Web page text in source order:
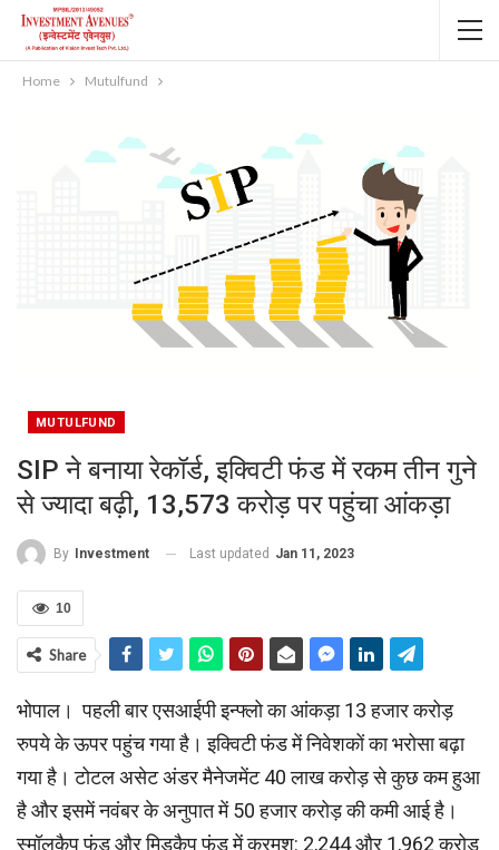
Home Mutulfund
MUTULFUND
SIP ने बनाया रेकॉर्ड, इक्विटी फंड में रकम तीन गुने
से ज्यादा बढ़ी, 13,573 करोड़ पर पहुंचा आंकड़ा
By Investment Last updated Jan 11, 2023
10
Share
भोपाल। पहली बार एसआईपी इन्फ्लो का आंकड़ा 13 हजार करोड़
रुपये के ऊपर पहुंच गया है। इक्विटी फंड में निवेशकों का भरोसा बढ़ा
गया है। टोटल असेट अंडर मैनेजमेंट 40 लाख करोड़ से कुछ कम हुआ
है और इसमें नवंबर के अनुपात में 50 हजार करोड़ की कमी आई है।
स्मॉलकैप फंड और मिडकैप फंड में क्रमश: 2,244 और 1,962 करोड़